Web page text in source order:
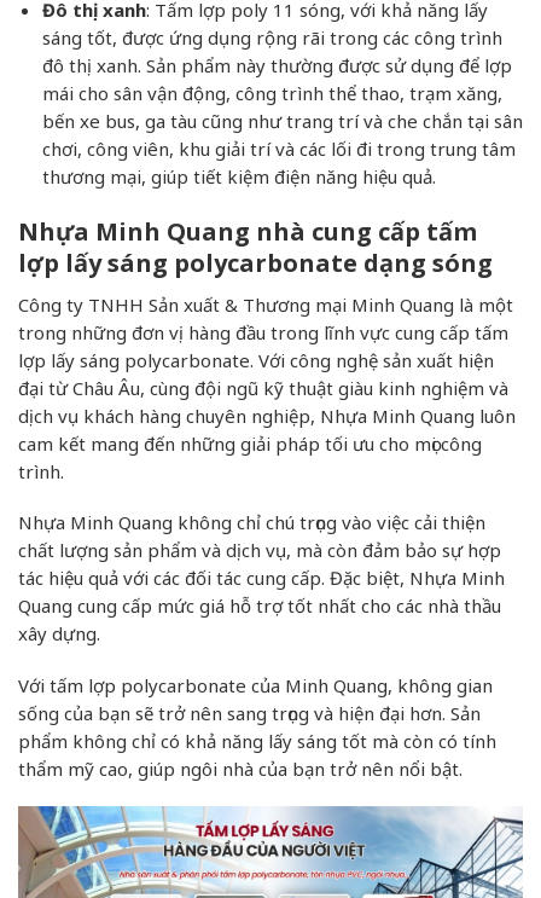
Đô thị xanh: Tấm lợp poly 11 sóng, với khả năng lấy
sáng tốt, được ứng dụng rộng rãi trong các công trình
đô thị xanh. Sản phẩm này thường được sử dụng để lợp
mái cho sân vận động, công trình thể thao, trạm xăng,
bến xe bus, ga tàu cũng như trang trí và che chắn tại sân
chơi, công viên, khu giải trí và các lối đi trong trung tâm
thương mại, giúp tiết kiệm điện năng hiệu quả.
Nhựa Minh Quang nhà cung cấp tấm
lợp lấy sáng polycarbonate dạng sóng
Công ty TNHH Sản xuất & Thương mại Minh Quang là một
trong những đơn vị hàng đầu trong lĩnh vực cung cấp tấm
lợp lấy sáng polycarbonate. Với công nghệ sản xuất hiện
đại từ Châu Âu, cùng đội ngũ kỹ thuật giàu kinh nghiệm và
dịch vụ khách hàng chuyên nghiệp, Nhựa Minh Quang luôn
cam kết mang đến những giải pháp tối ưu cho mọi công
trình.
Nhựa Minh Quang không chỉ chú trọng vào việc cải thiện
chất lượng sản phẩm và dịch vụ, mà còn đảm bảo sự hợp
tác hiệu quả với các đối tác cung cấp. Đặc biệt, Nhựa Minh
Quang cung cấp mức giá hỗ trợ tốt nhất cho các nhà thầu
xây dựng.
Với tấm lợp polycarbonate của Minh Quang, không gian
sống của bạn sẽ trở nên sang trọng và hiện đại hơn. Sản
phẩm không chỉ có khả năng lấy sáng tốt mà còn có tính
thẩm mỹ cao, giúp ngôi nhà của bạn trở nên nổi bật.